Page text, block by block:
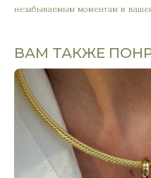
незабываемым моментам в
ВАМ ТАКЖЕ